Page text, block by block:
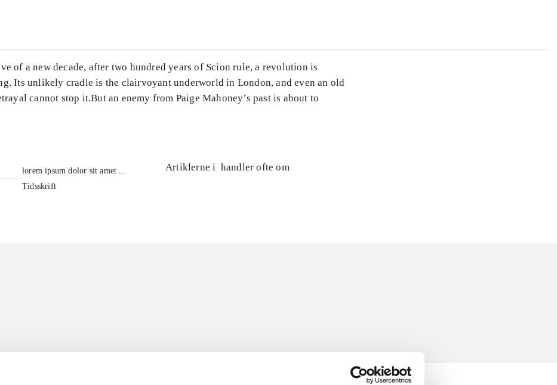
of a new decade, after two hundred years of Scion rule, a revolution is
Its unlikely cradle is the clairvoyant underworld in London, and even an old
cannot stop it.But an enemy from Paige Mahoney’s past is about to
lorem ipsum dolor sit amet ...
Tidsskrift
Artiklerne i handler ofte om